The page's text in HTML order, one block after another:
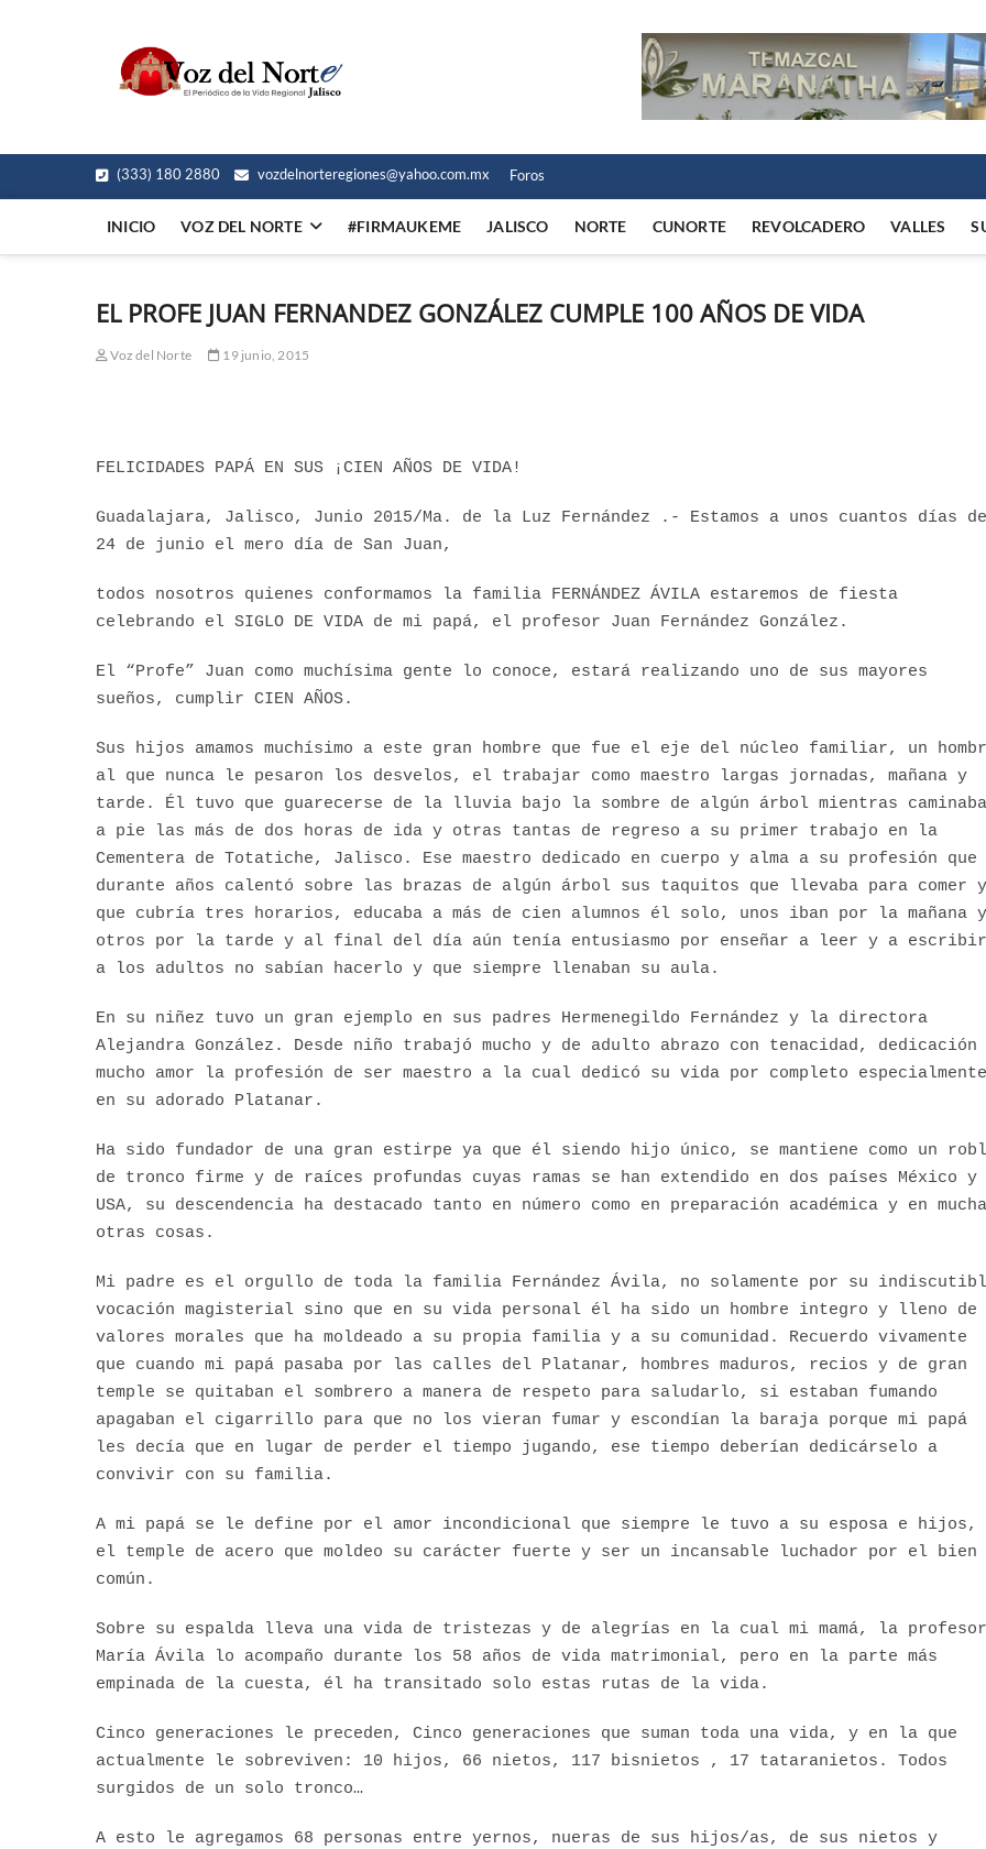
(333) 180 2880 vozdelnorteregiones@yahoo.com.mx Foros
INICIO VOZ DEL NORTE #FIRMAUKEME JALISCO NORTE CUNORTE REVOLCADERO VALLES
EL PROFE JUAN FERNANDEZ GONZÁLEZ CUMPLE 100 AÑOS DE VIDA
Voz del Norte 19 junio, 2015
FELICIDADES PAPÁ EN SUS ¡CIEN AÑOS DE VIDA!
Guadalajara, Jalisco, Junio 2015/Ma. de la Luz Fernández .- Estamos a unos cuantos días
24 de junio el mero día de San Juan,
todos nosotros quienes conformamos la familia FERNÁNDEZ ÁVILA estaremos de fiesta
celebrando el SIGLO DE VIDA de mi papá, el profesor Juan Fernández González.
El “Profe” Juan como muchísima gente lo conoce, estará realizando uno de sus mayores
sueños, cumplir CIEN AÑOS.
Sus hijos amamos muchísimo a este gran hombre que fue el eje del núcleo familiar, un
al que nunca le pesaron los desvelos, el trabajar como maestro largas jornadas, mañana y
tarde. Él tuvo que guarecerse de la lluvia bajo la sombre de algún árbol mientras caminaba
a pie las más de dos horas de ida y otras tantas de regreso a su primer trabajo en la
Cementera de Totatiche, Jalisco. Ese maestro dedicado en cuerpo y alma a su profesión que
durante años calentó sobre las brazas de algún árbol sus taquitos que llevaba para comer
que cubría tres horarios, educaba a más de cien alumnos él solo, unos iban por la mañana y
otros por la tarde y al final del día aún tenía entusiasmo por enseñar a leer y a escribir
a los adultos no sabían hacerlo y que siempre llenaban su aula.
En su niñez tuvo un gran ejemplo en sus padres Hermenegildo Fernández y la directora
Alejandra González. Desde niño trabajó mucho y de adulto abrazo con tenacidad, dedicación
mucho amor la profesión de ser maestro a la cual dedicó su vida por completo especialmente
en su adorado Platanar.
Ha sido fundador de una gran estirpe ya que él siendo hijo único, se mantiene como un
de tronco firme y de raíces profundas cuyas ramas se han extendido en dos países México y
USA, su descendencia ha destacado tanto en número como en preparación académica y en
otras cosas.
Mi padre es el orgullo de toda la familia Fernández Ávila, no solamente por su
vocación magisterial sino que en su vida personal él ha sido un hombre integro y lleno de
valores morales que ha moldeado a su propia familia y a su comunidad. Recuerdo vivamente
que cuando mi papá pasaba por las calles del Platanar, hombres maduros, recios y de gran
temple se quitaban el sombrero a manera de respeto para saludarlo, si estaban fumando
apagaban el cigarrillo para que no los vieran fumar y escondían la baraja porque mi papá
les decía que en lugar de perder el tiempo jugando, ese tiempo deberían dedicárselo a
convivir con su familia.
A mi papá se le define por el amor incondicional que siempre le tuvo a su esposa e hijos,
el temple de acero que moldeo su carácter fuerte y ser un incansable luchador por el bien
común.
Sobre su espalda lleva una vida de tristezas y de alegrías en la cual mi mamá, la
María Ávila lo acompaño durante los 58 años de vida matrimonial, pero en la parte más
empinada de la cuesta, él ha transitado solo estas rutas de la vida.
Cinco generaciones le preceden, Cinco generaciones que suman toda una vida, y en la que
actualmente le sobreviven: 10 hijos, 66 nietos, 117 bisnietos , 17 tataranietos. Todos
surgidos de un solo tronco…
A esto le agregamos 68 personas entre yernos, nueras de sus hijos/as, de sus nietos y